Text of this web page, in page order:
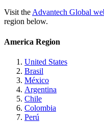
Visit the Advantech Global
region below.
America Region
United States
Brasil
México
Argentina
Chile
Colombia
Perú